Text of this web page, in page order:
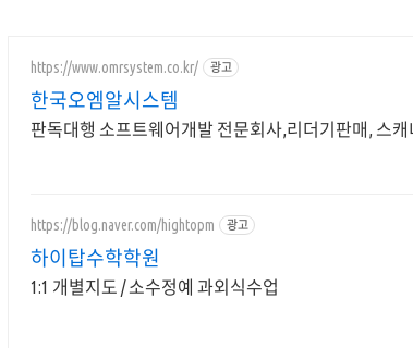
https://www.omrsystem.co.kr/ 광고
한국오엠알시스템
판독대행 소프트웨어개발 전문회사,리더기판매, 스캐
https://blog.naver.com/hightopm 광고
하이탑수학학원
1:1 개별지도 / 소수정예 과외식수업